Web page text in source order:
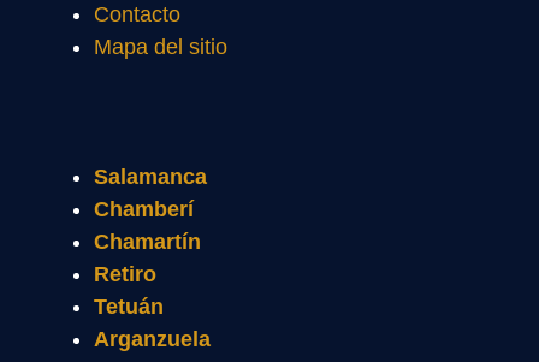
Contacto
Mapa del sitio
Salamanca
Chamberí
Chamartín
Retiro
Tetuán
Arganzuela